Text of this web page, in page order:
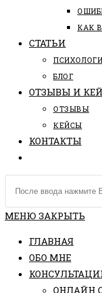
КАК
СТАТЬИ
БЛОГ
ОТЗЫВЫ И
ОТЗЫВЫ
КЕЙСЫ
КОНТАКТЫ
ПО
САЙТУ
сайте
МЕНЮ ЗАКРЫТЬ
ГЛАВНАЯ
ОБО МНЕ
ОНЛАЙН